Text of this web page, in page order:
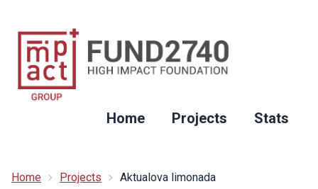
Home Projects Stats
Home Projects Aktualova limonada